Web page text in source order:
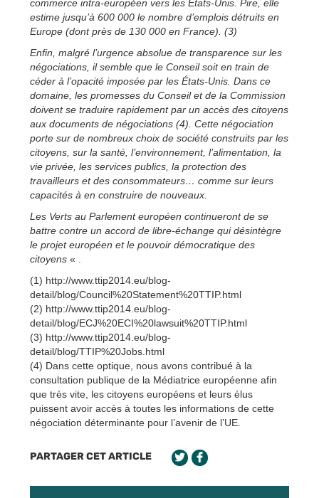
commerce intra-européen vers les États-Unis. Pire, elle
estime jusqu’à 600 000 le nombre d’emplois détruits en
Europe (dont près de 130 000 en France). (3)
Enfin, malgré l’urgence absolue de transparence sur les
négociations, il semble que le Conseil soit en train de
céder à l’opacité imposée par les États-Unis. Dans ce
domaine, les promesses du Conseil et de la Commission
doivent se traduire rapidement par un accès des citoyens
aux documents de négociations (4). Cette négociation
porte sur de nombreux choix de société construits par les
citoyens, sur la santé, l’environnement, l’alimentation, la
vie privée, les services publics, la protection des
travailleurs et des consommateurs… comme sur leurs
capacités à en construire de nouveaux.
Les Verts au Parlement européen continueront de se
battre contre un accord de libre-échange qui désintègre
le projet européen et le pouvoir démocratique des
citoyens « .
(1) http://www.ttip2014.eu/blog-
detail/blog/Council%20Statement%20TTIP.html
(2) http://www.ttip2014.eu/blog-
detail/blog/ECJ%20ECI%20lawsuit%20TTIP.html
(3) http://www.ttip2014.eu/blog-
detail/blog/TTIP%20Jobs.html
(4) Dans cette optique, nous avons contribué à la
consultation publique de la Médiatrice européenne afin
que très vite, les citoyens européens et leurs élus
puissent avoir accès à toutes les informations de cette
négociation déterminante pour l’avenir de l’UE.
PARTAGER CET ARTICLE